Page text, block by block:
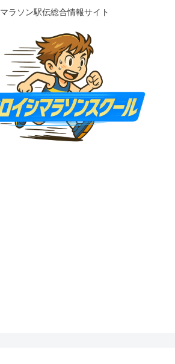
マラソン駅伝総合情報サイト